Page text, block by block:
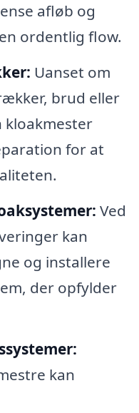
afløb og
ordentlig flow.
Uanset om
brud eller
kloakmester
for at
Ved
kan
og installere
der opfylder
kan